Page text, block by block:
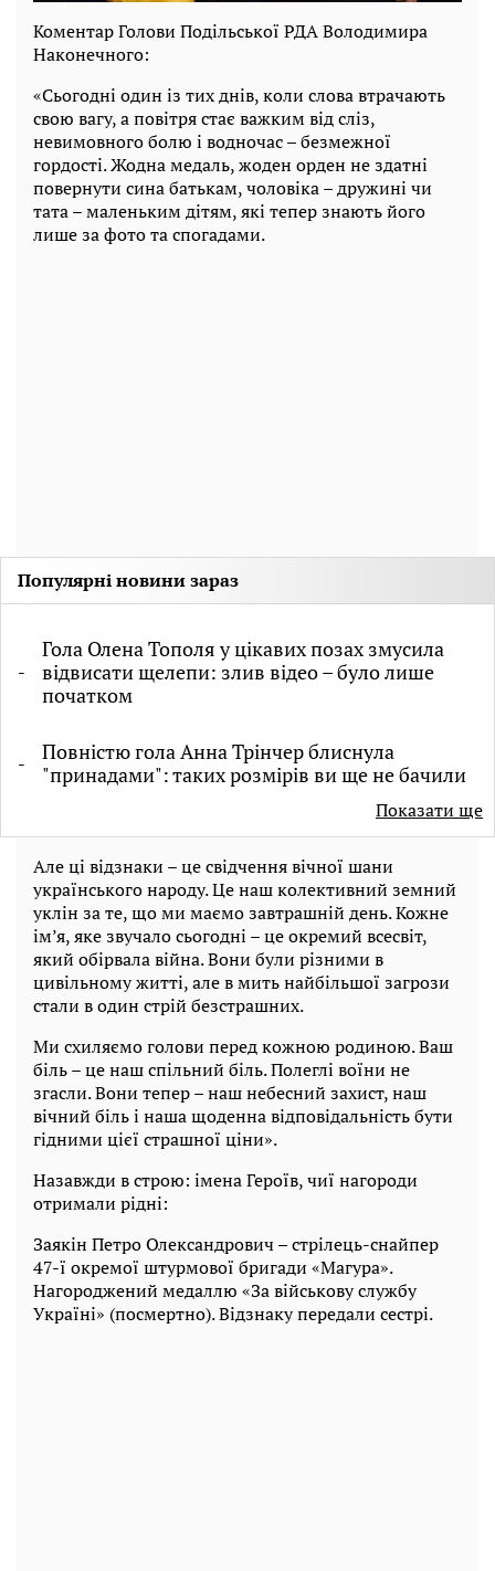
Коментар Голови Подільської РДА Володимира
Наконечного:
«Сьогодні один із тих днів, коли слова втрачають
свою вагу, а повітря стає важким від сліз,
невимовного болю і водночас – безмежної
гордості. Жодна медаль, жоден орден не здатні
повернути сина батькам, чоловіка – дружині чи
тата – маленьким дітям, які тепер знають його
лише за фото та спогадами.
Популярні новини зараз
Гола Олена Тополя у цікавих позах змусила
відвисати щелепи: злив відео – було лише
початком
Повністю гола Анна Трінчер блиснула
"принадами": таких розмірів ви ще не бачили
Показати ще
Але ці відзнаки – це свідчення вічної шани
українського народу. Це наш колективний земний
уклін за те, що ми маємо завтрашній день. Кожне
ім’я, яке звучало сьогодні – це окремий всесвіт,
який обірвала війна. Вони були різними в
цивільному житті, але в мить найбільшої загрози
стали в один стрій безстрашних.
Ми схиляємо голови перед кожною родиною. Ваш
біль – це наш спільний біль. Полеглі воїни не
згасли. Вони тепер – наш небесний захист, наш
вічний біль і наша щоденна відповідальність бути
гідними цієї страшної ціни».
Назавжди в строю: імена Героїв, чиї нагороди
отримали рідні:
Заякін Петро Олександрович – стрілець-снайпер
47-ї окремої штурмової бригади «Магура».
Нагороджений медаллю «За військову службу
Україні» (посмертно). Відзнаку передали сестрі.